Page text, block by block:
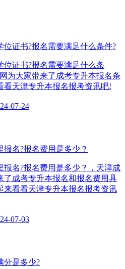
位证书?报名需要满足什么条件?
位证书?报名需要满足什么条
为大家带来了成考专升本报名条
看天津专升本报名报考资讯吧!
07-24
名?报名费用是多少？
报名?报名费用是多少？，天津成
了成考专升本报名和报名费用具
来看看天津专升本报名报考资讯
07-03
分是多少?